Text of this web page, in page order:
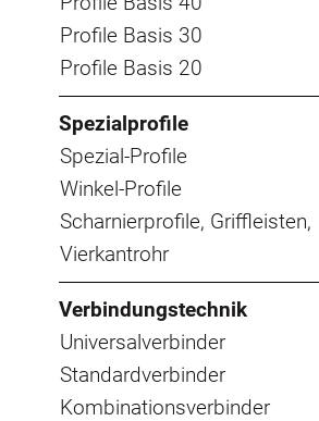
Profile Basis 30
Profile Basis 20
Spezialprofile
Spezial-Profile
Winkel-Profile
Scharnierprofile, Griffleisten,
Vierkantrohr
Verbindungstechnik
Universalverbinder
Standardverbinder
Kombinationsverbinder